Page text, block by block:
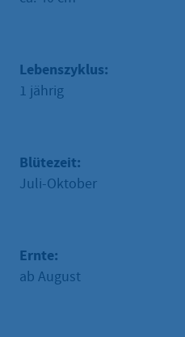
Lebenszyklus:
1 jährig
Blütezeit:
Juli-Oktober
Ernte:
ab August